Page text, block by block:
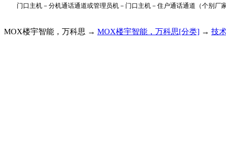
门口主机－分机通话通道或管理员机－门口主机－住户通话通道（个别厂家
MOX楼宇智能，万科思 → MOX楼宇智能，万科思[分类] → 技